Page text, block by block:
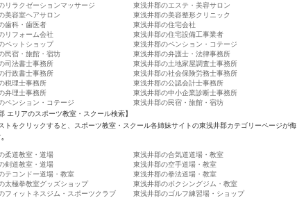
リラクゼーションマッサージ
東浅井郡のエステ・美容サロン
美容室ヘアサロン
東浅井郡の美容整形クリニック
歯科・歯医者
東浅井郡の住宅会社
リフォーム会社
東浅井郡の住宅設備工事業者
ペットショップ
東浅井郡のペンション・コテージ
民宿・旅館・宿坊
東浅井郡の弁護士・法律事務所
司法書士事務所
東浅井郡の土地家屋調査士事務所
行政書士事務所
東浅井郡の社会保険労務士事務所
税理士事務所
東浅井郡の公認会計士事務所
弁理士事務所
東浅井郡の中小企業診断士事務所
ペンション・コテージ
東浅井郡の民宿・旅館・宿坊
エリアのスポーツ教室・スクール検索】
トをクリックすると、スポーツ教室・スクール各姉妹サイトの東浅井郡カテゴリーページが侮
柔道教室・道場
東浅井郡の合気道道場・教室
剣道教室・道場
東浅井郡の空手道場・教室
テコンドー道場・教室
東浅井郡の拳法道場・教室
太極拳教室グッズショップ
東浅井郡のボクシングジム・教室
フィットネスジム・スポーツクラブ
東浅井郡のゴルフ練習場・ショップ